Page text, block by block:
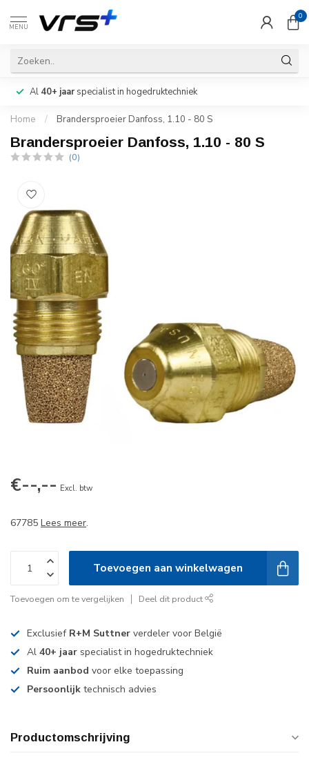
MENU
0
Al 40+ jaarspecialist in hogedruktechniek
Home / Brandersproeier Danfoss, 1.10 - 80 S
Brandersproeier Danfoss, 1.10 - 80 S
(0)
€--,-- Excl. btw
67785 Lees meer.
Toevoegen aan winkelwagen
Toevoegen om te vergelijken Deel dit product
Exclusief R+M Suttner verdeler voor België
Al 40+ jaar specialist in hogedruktechniek
Ruim aanbod voor elke toepassing
Persoonlijk technisch advies
Productomschrijving